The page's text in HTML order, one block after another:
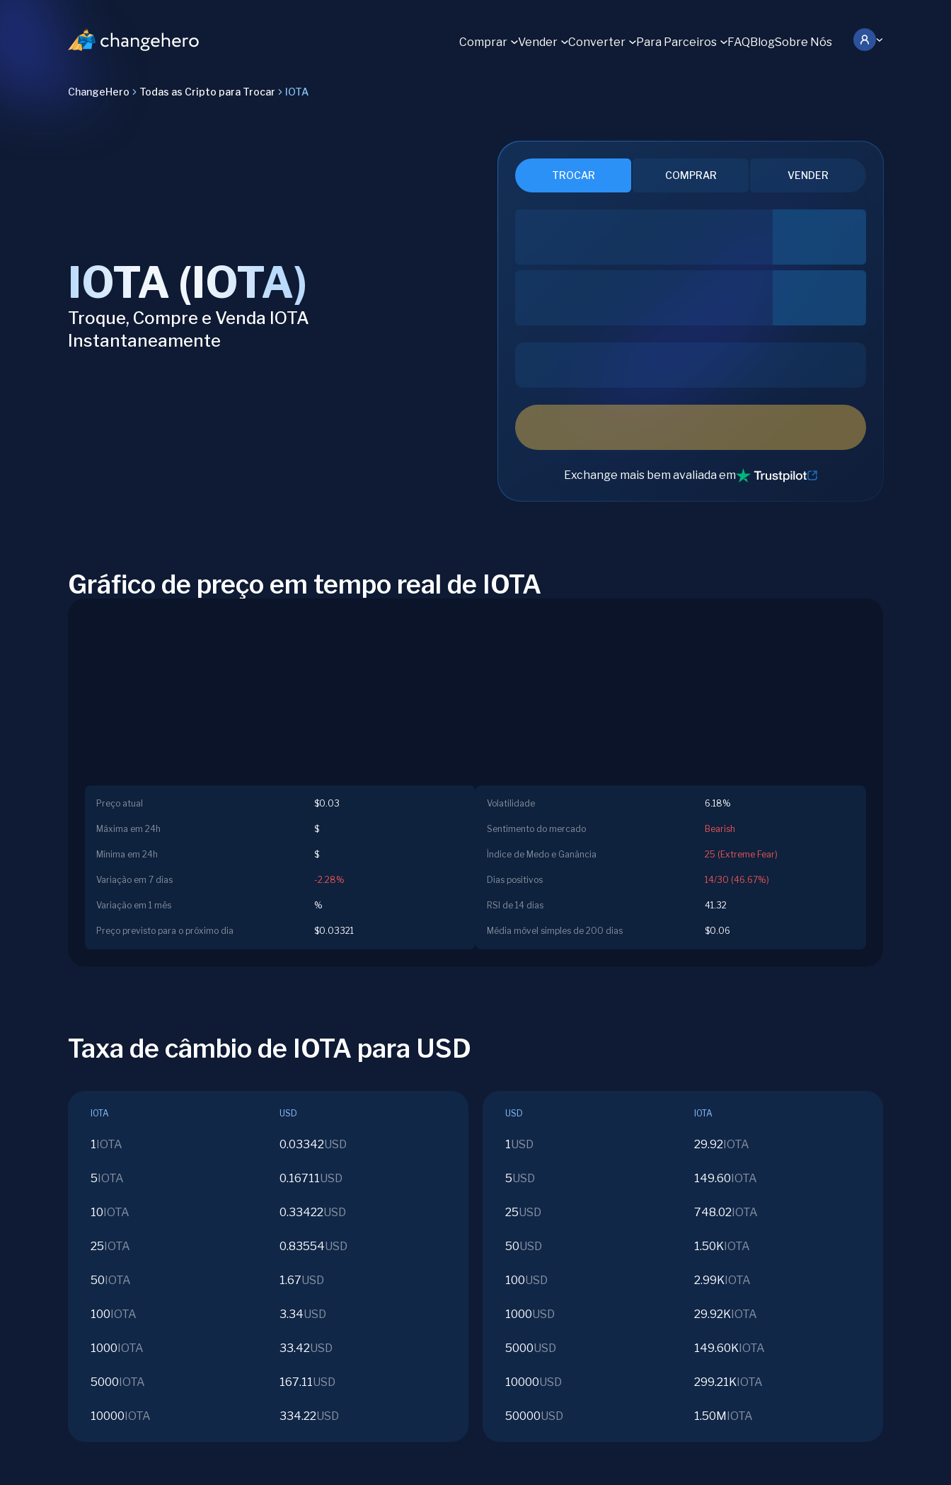
Comprar Vender Converter Para Parceiros FAQBlogSobre Nós
ChangeHero Todas as Cripto para Trocar IOTA
IOTA (IOTA)
Troque, Compre e Venda IOTA
Instantaneamente
TROCAR COMPRAR VENDER
Exchange mais bem avaliada em
Gráfico de preço em tempo real de IOTA
Preço atual $0.03
Máxima em 24h $
Mínima em 24h $
Variação em 7 dias -2.28%
Variação em 1 mês %
Preço previsto para o próximo dia $0.03321
Volatilidade 6.18%
Sentimento do mercado Bearish
Índice de Medo e Ganância 25 (Extreme Fear)
Dias positivos 14/30 (46.67%)
RSI de 14 dias 41.32
Média móvel simples de 200 dias $0.06
Taxa de câmbio de IOTA para USD
IOTA USD
1IOTA 0.03342USD
5IOTA 0.16711USD
10IOTA 0.33422USD
25IOTA 0.83554USD
50IOTA 1.67USD
100IOTA 3.34USD
1000IOTA 33.42USD
5000IOTA 167.11USD
10000IOTA 334.22USD
USD IOTA
1USD 29.92IOTA
5USD 149.60IOTA
25USD 748.02IOTA
50USD 1.50KIOTA
100USD 2.99KIOTA
1000USD 29.92KIOTA
5000USD 149.60KIOTA
10000USD 299.21KIOTA
50000USD 1.50MIOTA